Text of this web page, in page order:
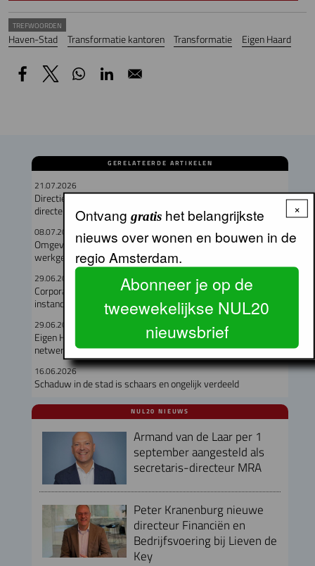
TREFWOORDEN
Haven-Stad Transformatie kantoren Transformatie Eigen Haard
GERELATEERDE ARTIKELEN
21.07.2026
Directieteam Eigen Haard compleet met twee nieuwe
directeuren
08.07.2026
Omgevingsvergunning verleend voor circulair woon-
werkgebouw in Buiksloterham
29.06.2026
Corporaties gaven recordbedrag uit aan nieuwbouw en
instandhouding
29.06.2026
Eigen Haard sloopt Dichtersbuurt maar beschermt sociale
netwerken
16.06.2026
Schaduw in de stad is schaars en ongelijk verdeeld
NUL20 NIEUWS
Armand van de Laar per 1
september aangesteld als
secretaris-directeur MRA
Peter Kranenburg nieuwe
directeur Financiën en
Bedrijfsvoering bij Lieven de
Key
×
Ontvang gratishet belangrijkste
nieuws over wonen en bouwen in de
regio Amsterdam.
Abonneer je op de
tweewekelijkse NUL20
nieuwsbrief